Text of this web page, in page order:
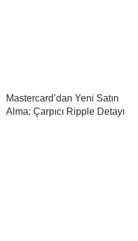
Mastercard’dan Yeni Satın
Alma: Çarpıcı Ripple Detayı